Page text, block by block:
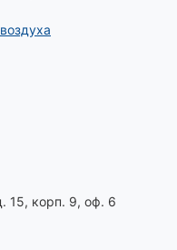
15, корп. 9, оф. 6